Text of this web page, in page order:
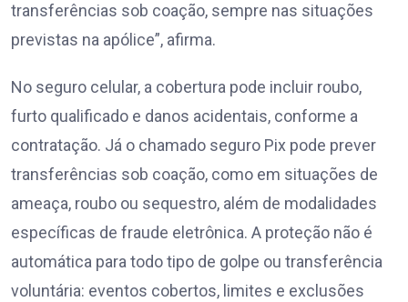
transferências sob coação, sempre nas situações
previstas na apólice”, afirma.
No seguro celular, a cobertura pode incluir roubo,
furto qualificado e danos acidentais, conforme a
contratação. Já o chamado seguro Pix pode prever
transferências sob coação, como em situações de
ameaça, roubo ou sequestro, além de modalidades
específicas de fraude eletrônica. A proteção não é
automática para todo tipo de golpe ou transferência
voluntária: eventos cobertos, limites e exclusões